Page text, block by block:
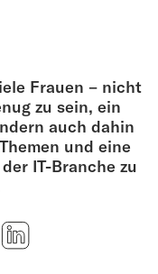
Frauen – nicht
zu sein, ein
auch dahin
und eine
IT-Branche zu
E-mail